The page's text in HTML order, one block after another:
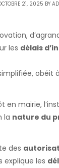
21, 2025 BY
les délais
obéit
en mairie,
la nature du
des
explique les